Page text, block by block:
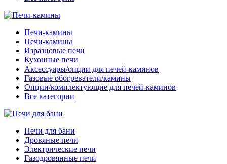
Печи-камины
Печи-камины
Изразцовые печи
Кухонные печи
Аксессуары/опции для печей-каминов
Газовые обогреватели/камины
Опции/комплектующие для печей-каминов
Все категории
Печи для бани
Дровяные печи
Электрические печи
Газодровянные печи